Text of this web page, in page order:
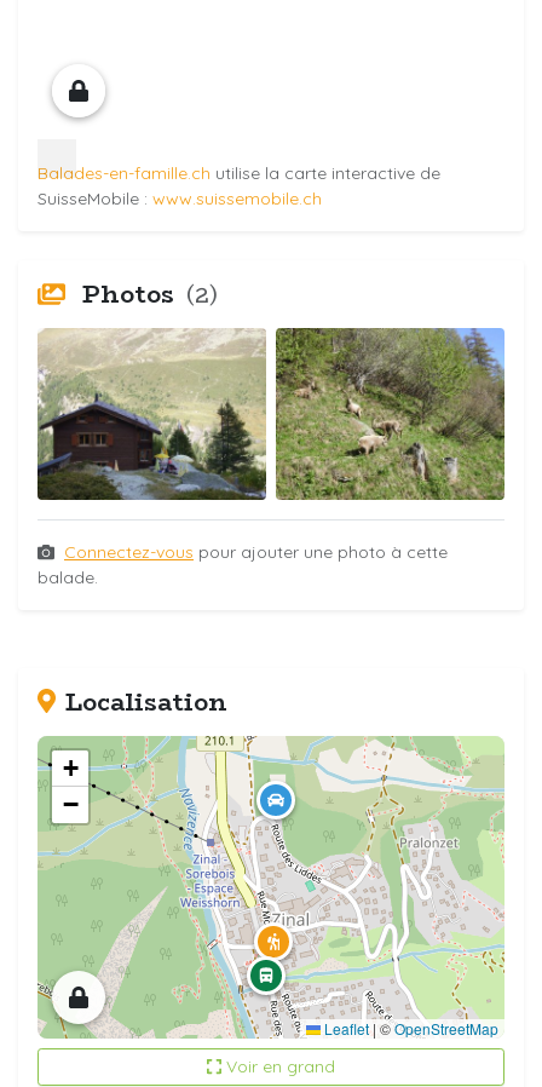
Balades-en-famille.ch utilise la carte interactive de
SuisseMobile : www.suissemobile.ch
Photos (2)
Connectez-vous pour ajouter une photo à cette
balade.
Localisation
+
−
Leaflet | ©OpenStreetMap
Voir en grand